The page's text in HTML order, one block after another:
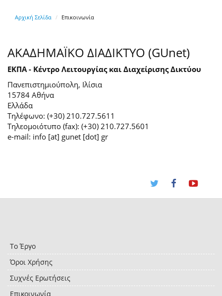
Αρχική Σελίδα Επικοινωνία
ΑΚΑΔΗΜΑΪΚΟ ΔΙΑΔΙΚΤΥΟ (GUnet)
ΕΚΠΑ - Κέντρο Λειτουργίας και Διαχείρισης Δικτύου
Πανεπιστημιούπολη, Ιλίσια
15784 Αθήνα
Ελλάδα
Τηλέφωνο: (+30) 210.727.5611
Τηλεομοιότυπο (fax): (+30) 210.727.5601
e-mail: info [at] gunet [dot] gr
Το Έργο
Όροι Χρήσης
Συχνές Ερωτήσεις
Επικοινωνία